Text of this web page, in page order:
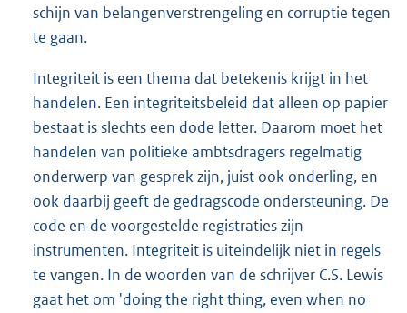
schijn van belangenverstrengeling en corruptie tegen
te gaan.
Integriteit is een thema dat betekenis krijgt in het
handelen. Een integriteitsbeleid dat alleen op papier
bestaat is slechts een dode letter. Daarom moet het
handelen van politieke ambtsdragers regelmatig
onderwerp van gesprek zijn, juist ook onderling, en
ook daarbij geeft de gedragscode ondersteuning. De
code en de voorgestelde registraties zijn
instrumenten. Integriteit is uiteindelijk niet in regels
te vangen. In de woorden van de schrijver C.S. Lewis
gaat het om 'doing the right thing, even when no